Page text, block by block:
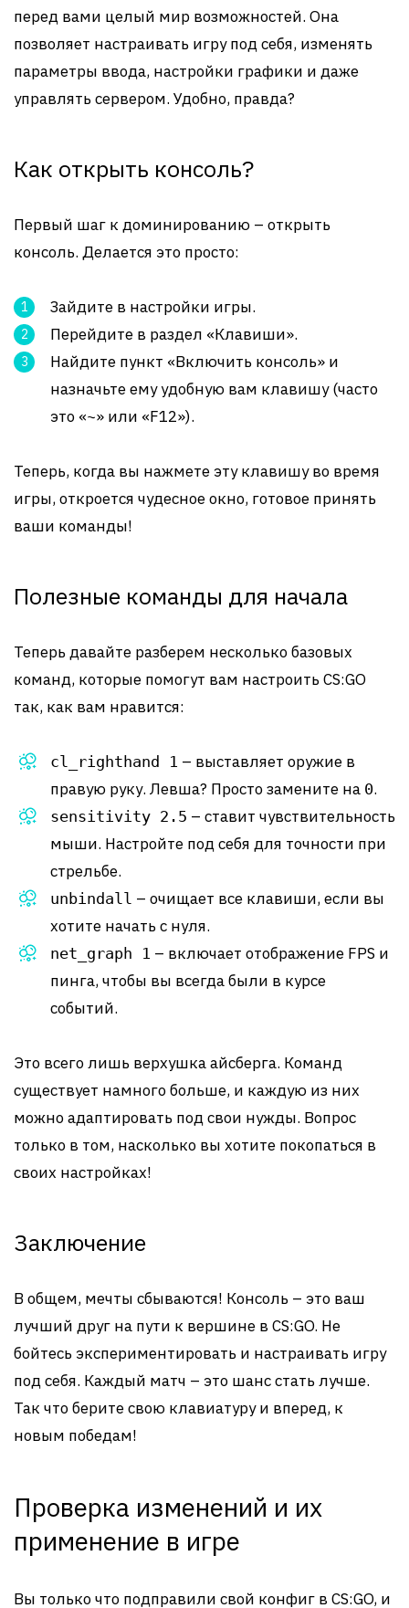
перед вами целый мир возможностей. Она
позволяет настраивать игру под себя, изменять
параметры ввода, настройки графики и даже
управлять сервером. Удобно, правда?
Как открыть консоль?
Первый шаг к доминированию – открыть
консоль. Делается это просто:
Зайдите в настройки игры.
Перейдите в раздел «Клавиши».
Найдите пункт «Включить консоль» и
назначьте ему удобную вам клавишу (часто
это «~» или «F12»).
Теперь, когда вы нажмете эту клавишу во время
игры, откроется чудесное окно, готовое принять
ваши команды!
Полезные команды для начала
Теперь давайте разберем несколько базовых
команд, которые помогут вам настроить CS:GO
так, как вам нравится:
cl_righthand 1 – выставляет оружие в
правую руку. Левша? Просто замените на 0.
sensitivity 2.5 – ставит чувствительность
мыши. Настройте под себя для точности при
стрельбе.
unbindall – очищает все клавиши, если вы
хотите начать с нуля.
net_graph 1 – включает отображение FPS и
пинга, чтобы вы всегда были в курсе
событий.
Это всего лишь верхушка айсберга. Команд
существует намного больше, и каждую из них
можно адаптировать под свои нужды. Вопрос
только в том, насколько вы хотите покопаться в
своих настройках!
Заключение
В общем, мечты сбываются! Консоль – это ваш
лучший друг на пути к вершине в CS:GO. Не
бойтесь экспериментировать и настраивать игру
под себя. Каждый матч – это шанс стать лучше.
Так что берите свою клавиатуру и вперед, к
новым победам!
Проверка изменений и их
применение в игре
Вы только что подправили свой конфиг в CS:GO, и